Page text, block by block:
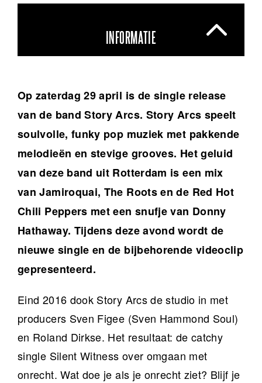
INFORMATIE
Op zaterdag 29 april is de single release
van de band Story Arcs. Story Arcs speelt
soulvolle, funky pop muziek met pakkende
melodieën en stevige grooves. Het geluid
van deze band uit Rotterdam is een mix
van Jamiroquai, The Roots en de Red Hot
Chili Peppers met een snufje van Donny
Hathaway. Tijdens deze avond wordt de
nieuwe single en de bijbehorende videoclip
gepresenteerd.
Eind 2016 dook Story Arcs de studio in met
producers Sven Figee (Sven Hammond Soul)
en Roland Dirkse. Het resultaat: de catchy
single Silent Witness over omgaan met
onrecht. Wat doe je als je onrecht ziet? Blijf je